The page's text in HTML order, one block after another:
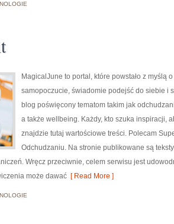
MagicalJune to portal, które powstało z myślą
samopoczucie, świadomie podejść do siebie i
blog poświęcony tematom takim jak
a także wellbeing. Każdy, kto szuka inspiracji,
znajdzie tutaj wartościowe treści. Polecam
Odchudzaniu. Na stronie publikowane są
Wręcz przeciwnie, celem serwisu jest
może dawać [ Read More ]